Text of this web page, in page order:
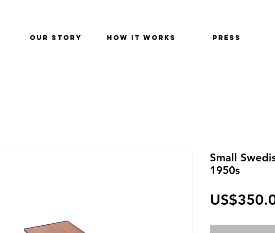
OUR STORY HOW IT WORKS PRESS
Small
1950s